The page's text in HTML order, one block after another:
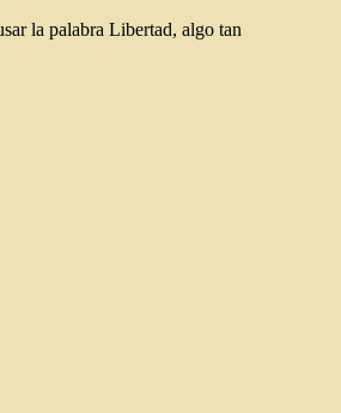
la palabra Libertad, algo tan